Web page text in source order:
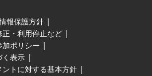
報保護方針
・利用停止など
ポリシー
く表示
トに対する基本方針